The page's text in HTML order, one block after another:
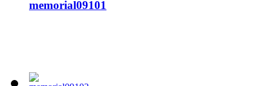
memorial09101